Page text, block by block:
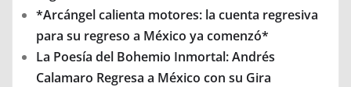
*Arcángel calienta motores: la cuenta regresiva
para su regreso a México ya comenzó*
La Poesía del Bohemio Inmortal: Andrés
Calamaro Regresa a México con su Gira